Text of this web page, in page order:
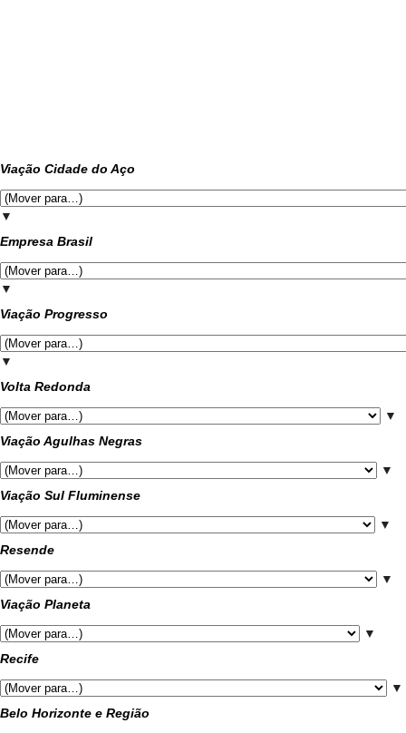
Viação Cidade do Aço
▼
Empresa Brasil
▼
Viação Progresso
▼
Volta Redonda
▼
Viação Agulhas Negras
▼
Viação Sul Fluminense
▼
Resende
▼
Viação Planeta
▼
Recife
▼
Belo Horizonte e Região